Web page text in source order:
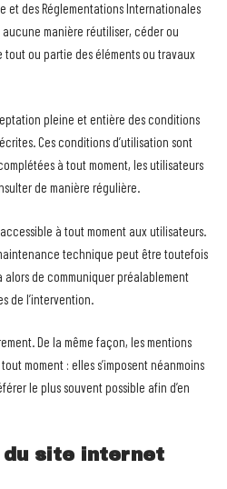
et des Réglementations Internationales
manière réutiliser, céder ou
ou partie des éléments ou travaux
pleine et entière des conditions
Ces conditions d’utilisation sont
à tout moment, les utilisateurs
de manière régulière.
à tout moment aux utilisateurs.
technique peut être toutefois
alors de communiquer préalablement
de l’intervention.
De la même façon, les mentions
moment : elles s’imposent néanmoins
le plus souvent possible afin d’en
du site internet